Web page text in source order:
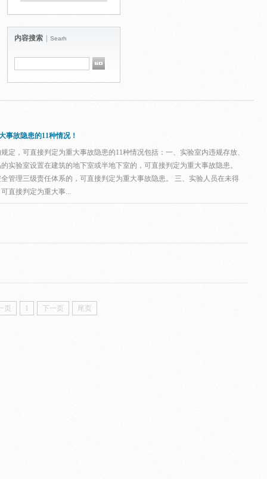
内容搜索 Searh
事故隐患的11种情况！
定，可直接判定为重大事故隐患的11种情况包括：一、实验室内违规存放、
实验室设置在建筑的地下室或半地下室的，可直接判定为重大事故隐患。
管理三级责任体系的，可直接判定为重大事故隐患。 三、实验人员在未得
直接判定为重大事...
页 1 下一页 尾页